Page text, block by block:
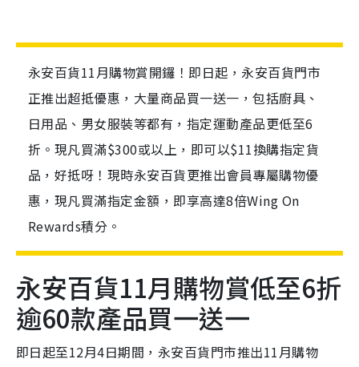
永安百貨11月購物賞開鑼！即日起，永安百貨門市
正推出超抵優惠，大量商品買一送一，包括廚具、
日用品、男女服裝等都有，指定運動產品更低至6
折。現凡買滿$300或以上，即可以$11換購指定貨
品，好抵呀！現時永安百貨更推出會員專屬購物優
惠，現凡買滿指定金額，即享高達8倍Wing On
Rewards積分。
永安百貨11月購物賞低至6折
逾60款產品買一送一
即日起至12月4日期間，永安百貨門市推出11月購物